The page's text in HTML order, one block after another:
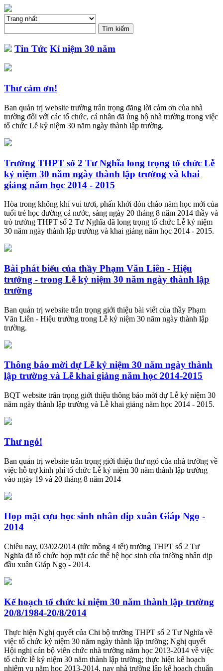
Tin Tức Kỉ niệm 30 năm
Thư cảm ơn!
Ban quản trị website trường trân trọng đăng lời cảm ơn của nhà
trường đối với các tổ chức, cá nhân đã ủng hộ nhà trường trong việc
tổ chức Lễ kỷ niệm 30 năm ngày thành lập trường.
Trường THPT số 2 Tư Nghĩa long trọng tổ chức Lễ
kỷ niệm 30 năm ngày thành lập trường và khai
giảng năm học 2014 - 2015
Hòa trong không khí vui tươi, phấn khởi đón chào năm học mới của
tuổi trẻ học đường cả nước, sáng ngày 20 tháng 8 năm 2014 thầy và
trò trường THPT số 2 Tư Nghĩa đã long trọng tổ chức Lễ kỷ niệm
30 năm ngày thành lập trường và khai giảng năm học 2014 - 2015.
Bài phát biểu của thầy Phạm Văn Liên - Hiệu
trưởng - trong Lễ kỷ niệm 30 năm ngày thành lập
trường
Ban quản trị website trân trọng giới thiệu bài viết của thầy Phạm
Văn Liên - Hiệu trưởng trong Lễ kỷ niệm 30 năm ngày thành lập
trường.
Thông báo mời dự Lễ kỷ niệm 30 năm ngày thành
lập trường và Lễ khai giảng năm học 2014-2015
BQT website trân trọng giới thiệu thông báo mời dự Lễ kỷ niệm 30
năm ngày thành lập trường và Lễ khai giảng năm học 2014 - 2015.
Thư ngỏ!
Ban quản trị website trân trọng giới thiệu thư ngỏ của nhà trường về
việc hỗ trợ kinh phí tổ chức Lễ kỷ niệm 30 năm thành lập trường
vào ngày 19 và 20 tháng 8 năm 2014
Họp mặt cựu học sinh nhân dịp xuân Giáp Ngọ -
2014
Chiều nay, 03/02/2014 (tức mồng 4 tết) trường THPT số 2 Tư
Nghĩa đã tổ chức họp mặt các thế hệ học sinh của trường nhân dịp
đầu xuân Giáp Ngọ - 2014.
Kế hoạch tổ chức kỉ niệm 30 năm thành lập trường
20/8/1984-20/8/2014
Thực hiện Nghị quyết của Chi bộ trường THPT số 2 Tư Nghĩa về
việc tổ chức kỷ niệm 30 năm ngày thành lập trường; Nghị quyết
Hội nghị cán bộ viên chức nhà trường năm học 2013-2014 về việc
tổ chức lễ kỷ niệm 30 năm thành lập trường; thực hiện kế hoạch
nhiệm vụ năm học 2013-2014, nay nhà trường lập kế hoạch chuẩn